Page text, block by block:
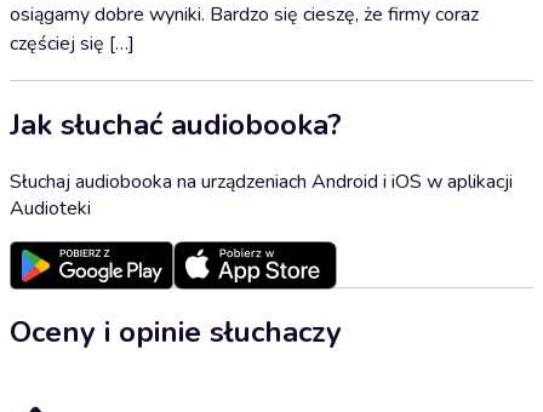
osiągamy dobre wyniki. Bardzo się cieszę, że firmy coraz
częściej się […]
Jak słuchać audiobooka?
Słuchaj audiobooka na urządzeniach Android i iOS w aplikacji
Audioteki
Oceny i opinie słuchaczy